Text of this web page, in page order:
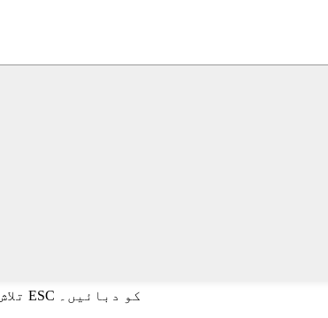
تلاش کرنے کے لیے انٹر یا بند کرنے کے لیے ESC کو دبائیں۔